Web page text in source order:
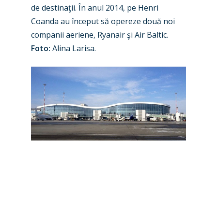
de destinaţii. În anul 2014, pe Henri
Coanda au început să opereze două noi
companii aeriene, Ryanair şi Air Baltic.
Foto: Alina Larisa.